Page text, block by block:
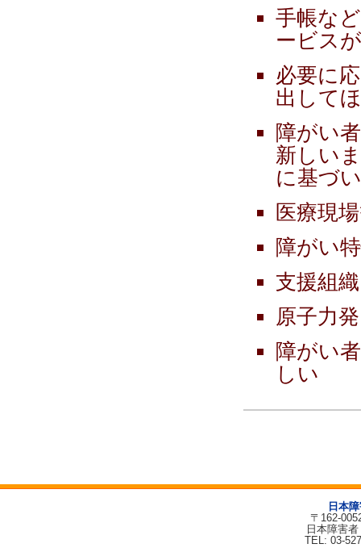
手帳な
ービス
必要に
出して
障がい
新しい
に基づ
医療現
障がい
支援組
原子力
障がい
しい
日本
〒162-
日本障害
TEL: 03-